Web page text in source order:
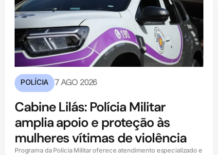
POLÍCIA 7 AGO 2026
Cabine Lilás: Polícia Militar
amplia apoio e proteção às
mulheres vítimas de violência
Programa da Polícia Militar oferece atendimento especializado e